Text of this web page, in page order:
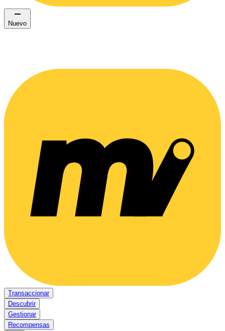
Nuevo
Transaccionar
Descubrir
Gestionar
Recompensas